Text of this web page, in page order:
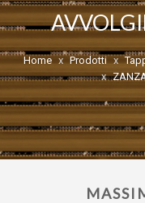
Home Prodotti